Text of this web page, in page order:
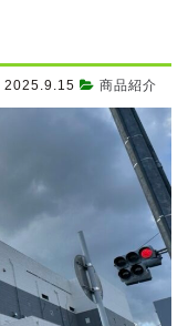
2025.9.15 商品紹介